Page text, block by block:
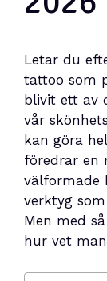
Letar du
tattoo som
blivit ett av
vår
kan göra
föredrar en
välformade
verktyg
Men med
hur vet